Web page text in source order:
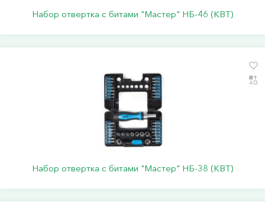
Набор отвертка с битами "Мастер" НБ-46 (КВТ)
Набор отвертка с битами "Мастер" НБ-38 (КВТ)